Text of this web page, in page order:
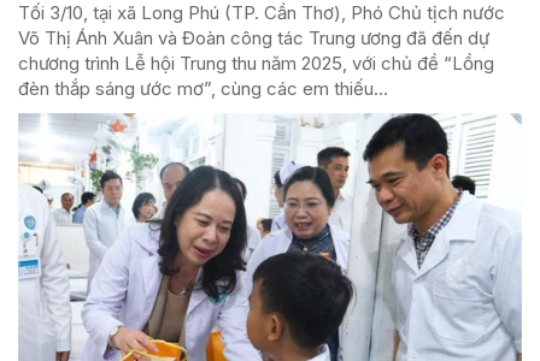
Tối 3/10, tại xã Long Phú (TP. Cần Thơ), Phó Chủ tịch nước
Võ Thị Ánh Xuân và Đoàn công tác Trung ương đã đến dự
chương trình Lễ hội Trung thu năm 2025, với chủ đề “Lồng
đèn thắp sáng ước mơ”, cùng các em thiếu...